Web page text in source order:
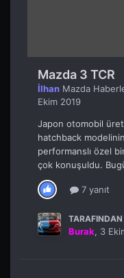
Mazda 3 TCR
İlhan Mazda
Ekim 2019
Japon otomobil
hatchback
performanslı özel
çok konuşuldu.
7 yanıt
Burak, 3